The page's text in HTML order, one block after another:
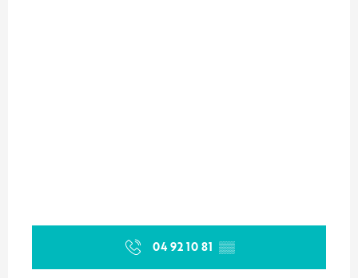
04 92 10 81 ▒▒